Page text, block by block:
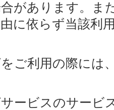
があります。ま
に依らず当該利
ご利用の際には
ービスのサービ